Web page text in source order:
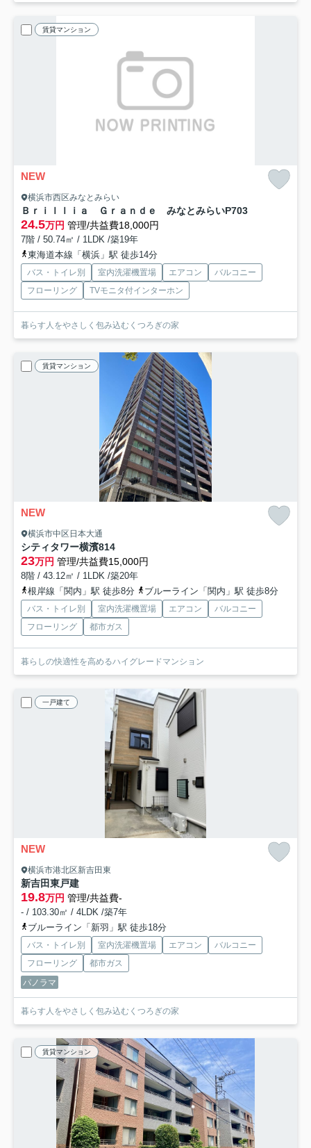
賃貸マンション
NEW
横浜市西区みなとみらい
Ｂｒｉｌｌｉａ Ｇｒａｎｄｅ みなとみらいP703
24.5万円 管理/共益費18,000円
7階 / 50.74㎡ / 1LDK /築19年
東海道本線「横浜」駅 徒歩14分
バス・トイレ別 室内洗濯機置場 エアコン
バルコニー
フローリング
TVモニタ付インターホン
暮らす人をやさしく包み込むくつろぎの家
賃貸マンション
NEW
横浜市中区日本大通
シティタワー横濱814
23万円 管理/共益費15,000円
8階 / 43.12㎡ / 1LDK /築20年
根岸線「関内」駅 徒歩8分
ブルーライン「関内」駅 徒歩8分
バス・トイレ別 室内洗濯機置場 エアコン
バルコニー
フローリング
都市ガス
暮らしの快適性を高めるハイグレードマンション
一戸建て
NEW
横浜市港北区新吉田東
新吉田東戸建
19.8万円 管理/共益費-
- / 103.30㎡ / 4LDK /築7年
ブルーライン「新羽」駅 徒歩18分
バス・トイレ別 室内洗濯機置場 エアコン
バルコニー
フローリング
都市ガス
パノラマ
暮らす人をやさしく包み込むくつろぎの家
賃貸マンション